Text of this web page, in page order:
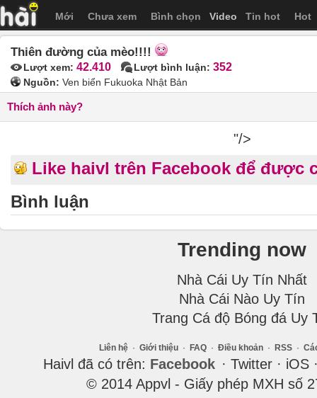
Mới Chưa xem Bình chọn Video Tin hot Hot
Thiên đường của mèo!!!!
Lượt xem: 42.410 Lượt bình luận: 352
Nguồn: Ven biển Fukuoka Nhật Bản
Thích ảnh này?
"/>
Like haivl trên Facebook để được
Bình luận
Trending now
Nhà Cái Uy Tín Nhất
Nhà Cái Nào Uy Tín
Trang Cá độ Bóng đá Uy
Liên hệ · Giới thiệu · FAQ · Điều khoản · RSS ·
Haivl đã có trên: Facebook · Twitter · iOS
© 2014 Appvl - Giấy phép MXH số